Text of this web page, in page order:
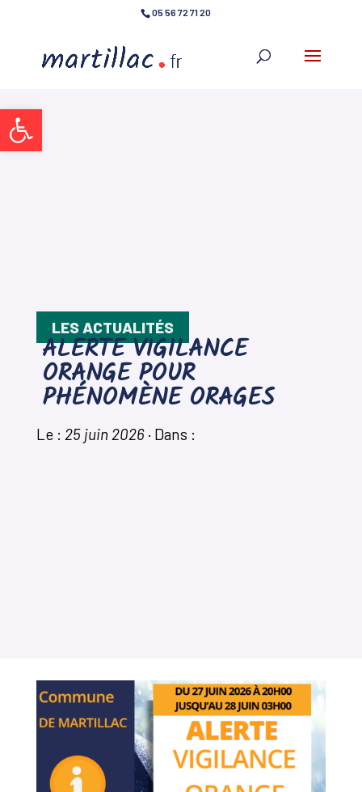
Ouvrir la barre d’outils
05 56 72 71 20
LES ACTUALITÉS
ALERTE VIGILANCE
ORANGE POUR
PHÉNOMÈNE ORAGES
Le : 25 juin 2026· Dans :